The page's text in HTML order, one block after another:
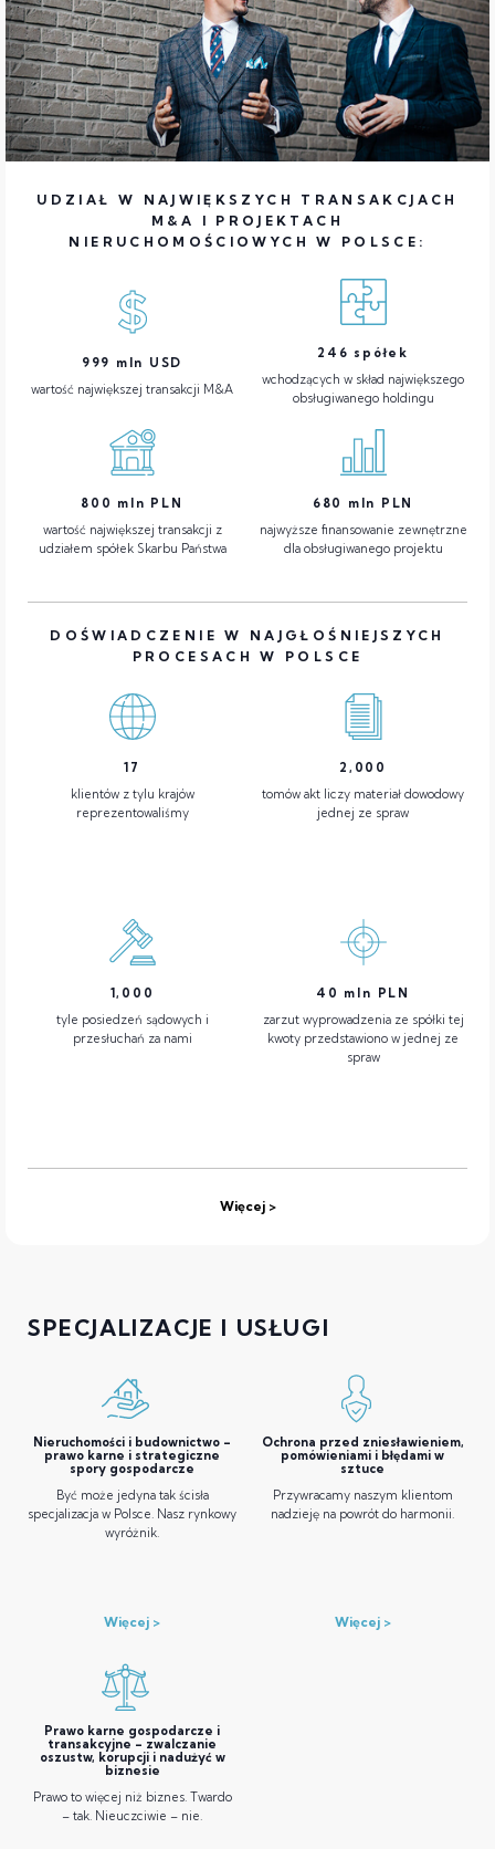
UDZIAŁ W NAJWIĘKSZYCH TRANSAKCJACH
M&A I PROJEKTACH
NIERUCHOMOŚCIOWYCH W POLSCE:
999 mln USD
wartość największej transakcji M&A
246 spółek
wchodzących w skład największego
obsługiwanego holdingu
800 mln PLN
wartość największej transakcji z
udziałem spółek Skarbu Państwa
680
mln PLN
najwyższe finansowanie zewnętrzne
dla obsługiwanego projektu
DOŚWIADCZENIE W NAJGŁOŚNIEJSZYCH
PROCESACH W POLSCE
17
klientów z tylu krajów
reprezentowaliśmy
2,000
tomów akt liczy materiał dowodowy
jednej ze spraw
1,000
tyle posiedzeń sądowych i
przesłuchań za nami
40 mln PLN
zarzut wyprowadzenia ze spółki tej
kwoty przedstawiono w jednej ze
spraw
Więcej
SPECJALIZACJE I USŁUGI
Nieruchomości i budownictwo –
prawo karne i strategiczne
spory gospodarcze
Być może jedyna tak ścisła
specjalizacja w Polsce. Nasz rynkowy
wyróżnik.
Więcej
Ochrona przed zniesławieniem,
pomówieniami i błędami w
sztuce
Przywracamy naszym klientom
nadzieję na powrót do harmonii.
Więcej
Prawo karne gospodarcze i
transakcyjne – zwalczanie
oszustw, korupcji i nadużyć w
biznesie
Prawo to więcej niż biznes. Twardo
– tak. Nieuczciwie – nie.